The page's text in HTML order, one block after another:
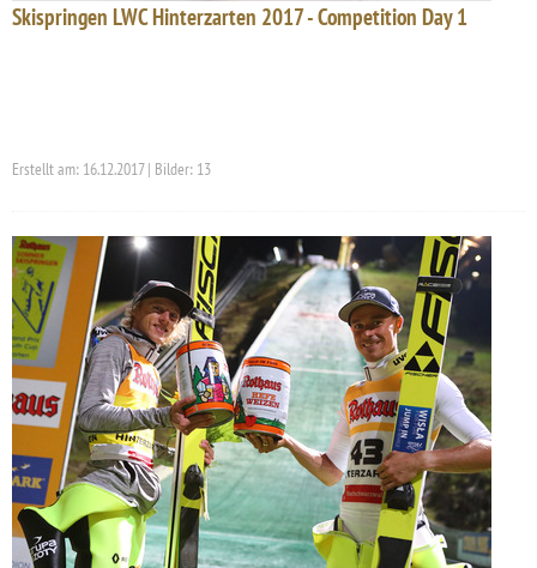
Skispringen LWC Hinterzarten 2017 - Competition Day 1
Erstellt am: 16.12.2017 | Bilder: 13